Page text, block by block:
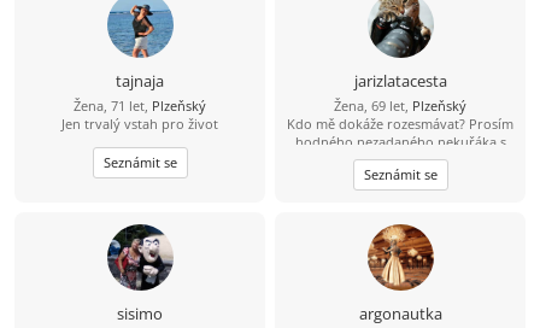
tajnaja
Žena, 71 let, Plzeňský
Jen trvalý vstah pro život
Seznámit se
jarizlatacesta
Žena, 69 let, Plzeňský
Kdo mě dokáže rozesmávat? Prosím
hodného nezadaného nekuřáka s
autem, aktivního řidiče bydlícího v
Plzni pro vztah plný porozumění,
lásky, harmonie a souznění duší.
chalupu...Kuřáci NE!
Seznámit se
sisimo argonautka